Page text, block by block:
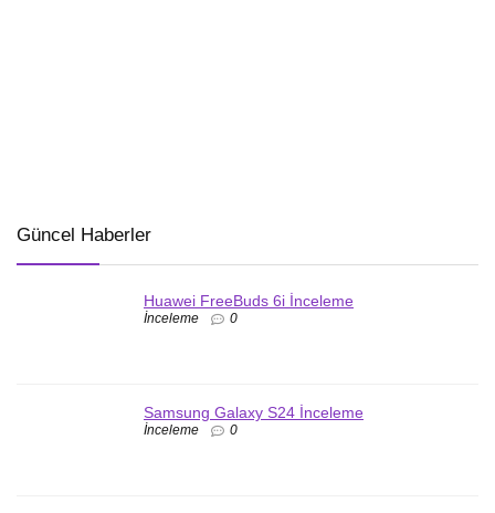
Güncel Haberler
Huawei FreeBuds 6i İnceleme
İnceleme 0
Samsung Galaxy S24 İnceleme
İnceleme 0